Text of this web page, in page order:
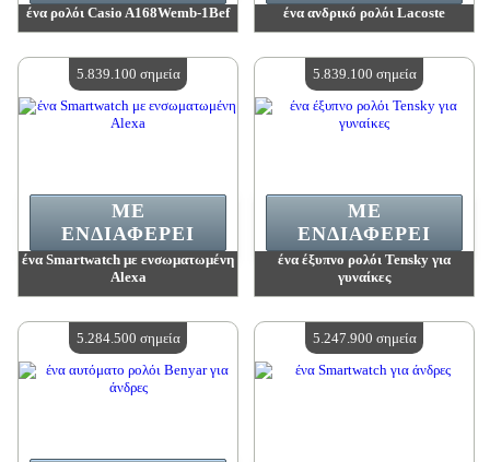
ένα ρολόι Casio A168Wemb-1Bef
Διαθέσιμη ποσότητα:4
ένα ανδρικό ρολόι Lacoste
Διαθέσιμη ποσότητα:4
ένα Smartwatch με ενσωματωμένη
Alexa
Διαθέσιμη ποσότητα:4
ΜΕ
ΕΝΔΙΑΦΈΡΕΙ
5.839.100 σημεία
ένα έξυπνο ρολόι Tensky για
γυναίκες
Διαθέσιμη ποσότητα:4
ΜΕ
ΕΝΔΙΑΦΈΡΕΙ
5.839.100 σημεία
5.284.500 σημεία 5.247.900 σημεία